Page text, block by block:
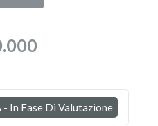
- In Fase Di Valutazione